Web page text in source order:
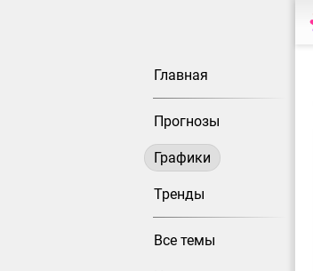
Главная
Прогнозы
Графики
Тренды
Все темы